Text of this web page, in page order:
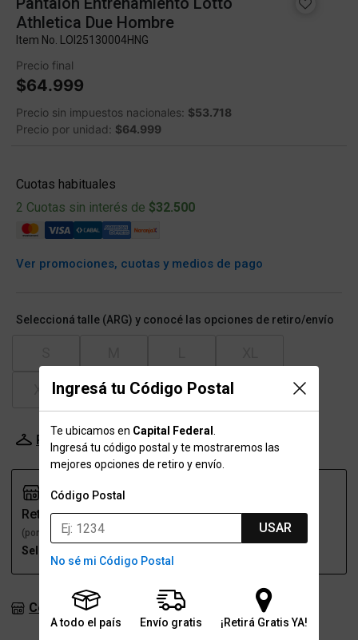
Ingresá tu Código Postal
Te ubicamos en Capital Federal
Ingresá tu código postal y te mostraremos las
mejores opciones de retiro y envío.
Código Postal
USAR
No sé mi Código Postal
A todo el país Envío gratis ¡Retirá Gratis YA!
Athletica Due Hombre
Item No. LOI25130004HNG
Precio final
$64.999
Precio sin impuestos nacionales: $53.718
Precio por unidad: $64.999
Cuotas habituales
2 Cuotas sin interés de $32.500
Ver promociones, cuotas y medios de pago
Seleccioná talle (ARG) y conocé las opciones de retiro/envío
XXL
Probador Virtual Tabla de talles
Retiro
(por una sucursal)
Seleccioná talle
Envío
Consultar stock en sucursales